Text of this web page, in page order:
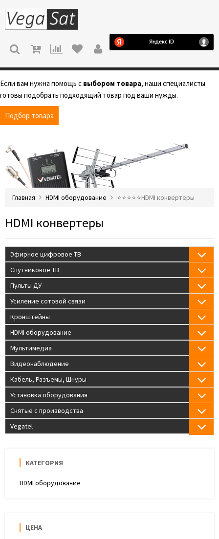
МЕНЮ
Если вам нужна помощь с выбором товара, наши специалисты
готовы подобрать подходящий товар под ваши нужды.
Подбор товара
Главная HDMI оборудование ⭐️⭐️⭐️⭐️⭐️HDMI конвертеры
HDMI конвертеры
Эфирное цифровое ТВ
Спутниковое ТВ
Пульты ДУ
Усиление сотовой связи
Кронштейны
HDMI оборудование
Мультимедиа
Видеонаблюдение
Кабель, Разъемы, Шнуры
Установка оборудования
Снятые с производства
Vegatel
КАТЕГОРИЯ
HDMI оборудование
ЦЕНА